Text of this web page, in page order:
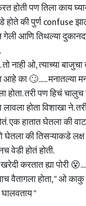
होती पण तिला काय
की पुर्ण confuse
गेली आणि तिथल्या
नाही ओ, त्याच्या बाजुचा
का 🙄...... मनातल्या
होता. तरी पण हिचं चालुच
होता विशाखा ने.
एक हातात घेतला की
घेतला की तिसऱ्याकडे
होतं होती.
करतात ह्या पोरी
वैतागला होता, " ओ
"